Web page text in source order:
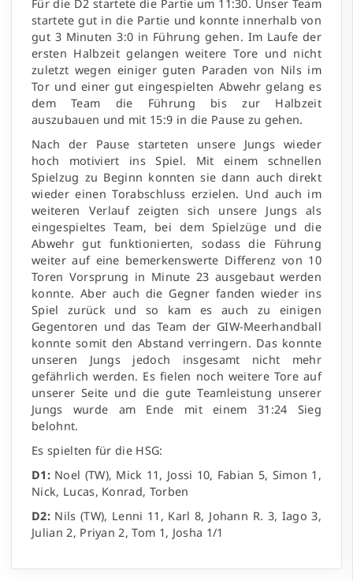
Für die D2 startete die Partie um 11:30. Unser Team
startete gut in die Partie und konnte innerhalb von
gut 3 Minuten 3:0 in Führung gehen. Im Laufe der
ersten Halbzeit gelangen weitere Tore und nicht
zuletzt wegen einiger guten Paraden von Nils im
Tor und einer gut eingespielten Abwehr gelang es
dem Team die Führung bis zur Halbzeit
auszubauen und mit 15:9 in die Pause zu gehen.
Nach der Pause starteten unsere Jungs wieder
hoch motiviert ins Spiel. Mit einem schnellen
Spielzug zu Beginn konnten sie dann auch direkt
wieder einen Torabschluss erzielen. Und auch im
weiteren Verlauf zeigten sich unsere Jungs als
eingespieltes Team, bei dem Spielzüge und die
Abwehr gut funktionierten, sodass die Führung
weiter auf eine bemerkenswerte Differenz von 10
Toren Vorsprung in Minute 23 ausgebaut werden
konnte. Aber auch die Gegner fanden wieder ins
Spiel zurück und so kam es auch zu einigen
Gegentoren und das Team der GIW-Meerhandball
konnte somit den Abstand verringern. Das konnte
unseren Jungs jedoch insgesamt nicht mehr
gefährlich werden. Es fielen noch weitere Tore auf
unserer Seite und die gute Teamleistung unserer
Jungs wurde am Ende mit einem 31:24 Sieg
belohnt.
Es spielten für die HSG:
D1:Noel (TW), Mick 11, Jossi 10, Fabian 5, Simon 1,
Nick, Lucas, Konrad, Torben
D2:Nils (TW), Lenni 11, Karl 8, Johann R. 3, Iago 3,
Julian 2, Priyan 2, Tom 1, Josha 1/1